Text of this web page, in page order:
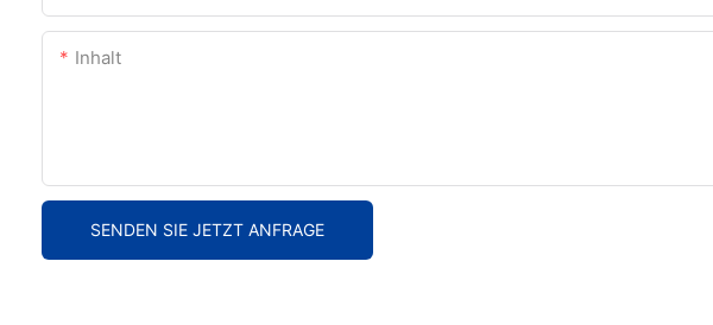
Inhalt
SENDEN SIE JETZT ANFRAGE